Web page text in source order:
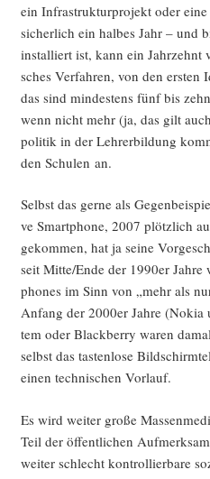
ein Infra­struk­tur­pro­jekt oder
sicher­lich ein hal­bes Jahr – und
instal­liert ist, kann ein
sches Ver­fah­ren, von den
das sind min­des­tens fünf bis
wenn nicht mehr (ja, das gilt
po­li­tik in der Leh­rer­bil­dung
den Schu­len an.
Selbst das ger­ne als
ve Smart­phone, 2007 plötz­lich
gekom­men, hat ja sei­ne
seit Mitte/Ende der 1990er
phones im Sinn von „mehr als
Anfang der 2000er Jah­re
tem oder Black­ber­ry waren
selbst das tas­ten­lo­se
einen tech­ni­schen Vorlauf.
Es wird wei­ter gro­ße
Teil der öffent­li­chen
wei­ter schlecht kon­trol­lier­ba­re